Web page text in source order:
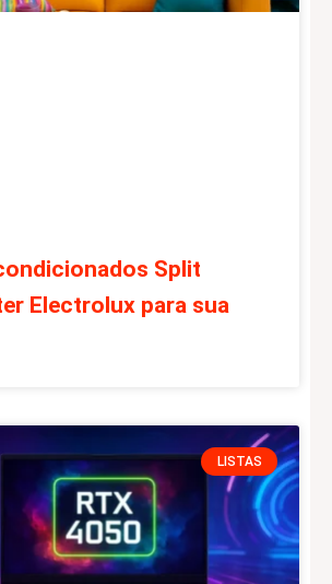
Split
Electrolux para sua
LISTAS